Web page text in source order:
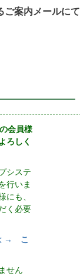
案内メールにて
会員様
ろしく
システ
行いま
にも、
く必要
→ こ
せん